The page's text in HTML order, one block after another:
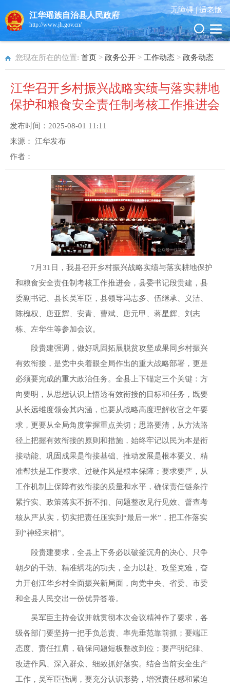
江华瑶族自治县人民政府
http://www.jh.gov.cn/
无障碍 |适老版
您现在所在的位置: 首页 > 政务公开 > 工作动态 > 政务动态
江华召开乡村振兴战略实绩与落实耕地
保护和粮食安全责任制考核工作推进会
发布时间： 2025-08-01 11:11
来源： 江华发布
作者：
7月31日，我县召开乡村振兴战略实绩与落实耕地保护
和粮食安全责任制考核工作推进会，县委书记段贵建，县
委副书记、县长吴军臣，县领导冯志多、伍继承、义洁、
陈槐权、唐亚辉、安青、曹斌、唐元甲、蒋星辉、刘志
栋、左华生等参加会议。
段贵建强调，做好巩固拓展脱贫攻坚成果同乡村振兴
有效衔接，是党中央着眼全局作出的重大战略部署，更是
必须要完成的重大政治任务。全县上下锚定三个关键：方
向要明，从思想认识上悟透有效衔接的目标和任务，既要
从长远维度领会其内涵，也要从战略高度理解收官之年要
求，更要从全局角度掌握重点关切；思路要清，从方法路
径上把握有效衔接的原则和措施，始终牢记以民为本是衔
接动能、巩固成果是衔接基础、推动发展是根本要义、精
准帮扶是工作要求、过硬作风是根本保障；要求要严，从
工作机制上保障有效衔接的质量和水平，确保责任链条拧
紧拧实、政策落实不折不扣、问题整改见行见效、督查考
核从严从实，切实把责任压实到“最后一米”，把工作落实
到“神经末梢”。
段贵建要求，全县上下务必以破釜沉舟的决心、只争
朝夕的干劲、精准绣花的功夫，全力以赴、攻坚克难，奋
力开创江华乡村全面振兴新局面，向党中央、省委、市委
和全县人民交出一份优异答卷。
吴军臣主持会议并就贯彻本次会议精神作了要求，各
级各部门要坚持一把手负总责、率先垂范靠前抓；要端正
态度、责任扛肩，确保问题短板整改到位；要严明纪律、
改进作风、深入群众、细致抓好落实。结合当前安全生产
工作，吴军臣强调，要充分认识形势，增强责任感和紧迫